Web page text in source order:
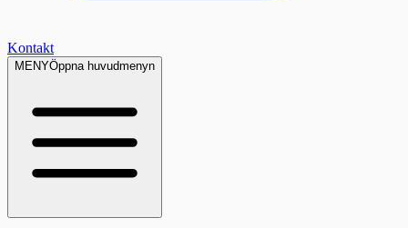
Kontakt
MENYÖppna huvudmenyn